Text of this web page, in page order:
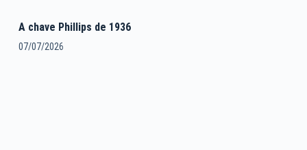
A chave Phillips de 1936
07/07/2026